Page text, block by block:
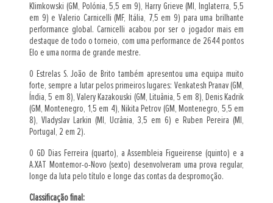
Klimkowski (GM, Polónia, 5,5 em 9), Harry Grieve (MI, Inglaterra, 5,5
em 9) e Valerio Carnicelli (MF, Itália, 7,5 em 9) para uma brilhante
performance global. Carnicelli acabou por ser o jogador mais em
destaque de todo o torneio, com uma performance de 2644 pontos
Elo e uma norma de grande mestre.
O Estrelas S. João de Brito também apresentou uma equipa muito
forte, sempre a lutar pelos primeiros lugares: Venkatesh Pranav (GM,
Índia, 5 em 8), Valery Kazakouski (GM, Lituânia, 5 em 8), Denis Kadrik
(GM, Montenegro, 1,5 em 4), Nikita Petrov (GM, Montenegro, 5,5 em
8), Vladyslav Larkin (MI, Ucrânia, 3,5 em 6) e Ruben Pereira (MI,
Portugal, 2 em 2).
O GD Dias Ferreira (quarto), a Assembleia Figueirense (quinto) e a
A.XAT Montemor-o-Novo (sexto) desenvolveram uma prova regular,
longe da luta pelo título e longe das contas da despromoção.
Classificação final: